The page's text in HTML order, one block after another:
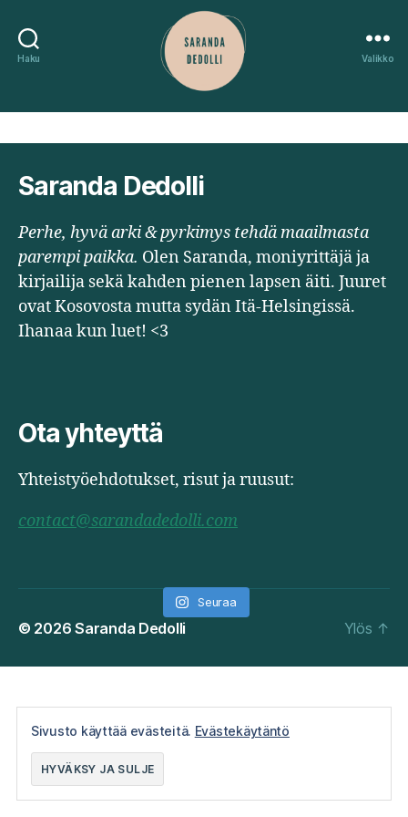
Haku
Dedolli
Valikko
Mitään ei löytynyt
Saranda Dedolli
Perhe, hyvä arki & pyrkimys tehdä maailmasta
parempi paikka. Olen Saranda, moniyrittäjä ja
kirjailija sekä kahden pienen lapsen äiti. Juuret
ovat Kosovosta mutta sydän Itä-Helsingissä.
Ihanaa kun luet! <3
Ota yhteyttä
Yhteistyöehdotukset, risut ja ruusut:
contact@sarandadedolli.com
Seuraa
© 2026Saranda Dedolli Ylös ↑
Sivusto käyttää evästeitä. Evästekäytäntö